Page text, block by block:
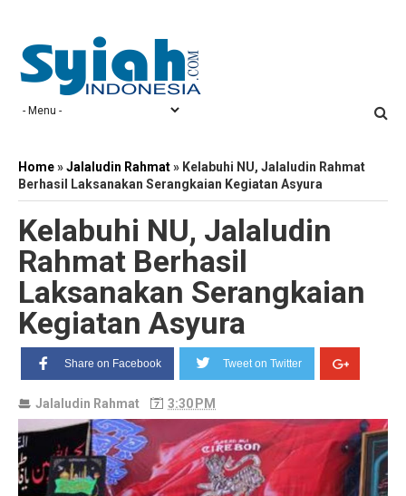
Home»Jalaludin Rahmat» Kelabuhi NU, Jalaludin Rahmat
Berhasil Laksanakan Serangkaian Kegiatan Asyura
Kelabuhi NU, Jalaludin
Rahmat Berhasil
Laksanakan Serangkaian
Kegiatan Asyura
Share on Facebook Tweet on Twitter
Jalaludin Rahmat 3:30 PM